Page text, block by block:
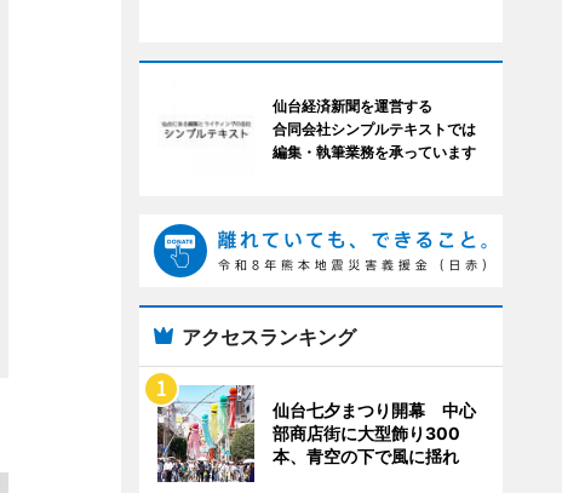
仙台経済新聞を運営する
合同会社シンプルテキストでは
編集・執筆業務を承っています
アクセスランキング
仙台七夕まつり開幕 中心
部商店街に大型飾り300
本、青空の下で風に揺れ